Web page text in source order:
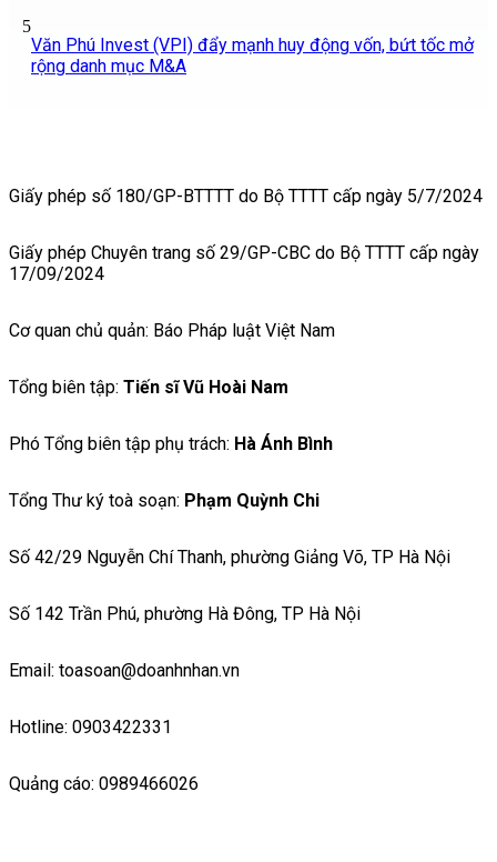
5
Văn Phú Invest (VPI) đẩy mạnh huy động vốn, bứt tốc mở
rộng danh mục M&A
Giấy phép số 180/GP-BTTTT do Bộ TTTT cấp ngày 5/7/2024
Giấy phép Chuyên trang số 29/GP-CBC do Bộ TTTT cấp ngày
17/09/2024
Cơ quan chủ quản: Báo Pháp luật Việt Nam
Tổng biên tập: Tiến sĩ Vũ Hoài Nam
Phó Tổng biên tập phụ trách: Hà Ánh Bình
Tổng Thư ký toà soạn: Phạm Quỳnh Chi
Số 42/29 Nguyễn Chí Thanh, phường Giảng Võ, TP Hà Nội
Số 142 Trần Phú, phường Hà Đông, TP Hà Nội
Email: toasoan@doanhnhan.vn
Hotline: 0903422331
Quảng cáo: 0989466026